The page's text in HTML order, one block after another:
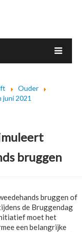
Ouder
juni 2021
bruggen
bruggen of
de Bruggendag
moet het
een belangrijke